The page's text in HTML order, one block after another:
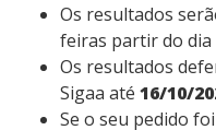
Os resultados
feiras partir do dia
Os resultados
Sigaa até 16/10/
Se o seu pedido